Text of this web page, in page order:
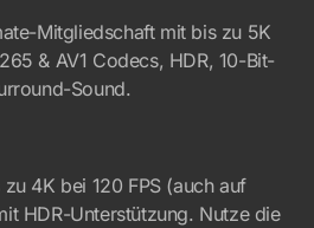
Mitgliedschaft mit bis zu 5K
& AV1 Codecs, HDR, 10-Bit-
Sound.
4K bei 120 FPS (auch auf
HDR-Unterstützung. Nutze die